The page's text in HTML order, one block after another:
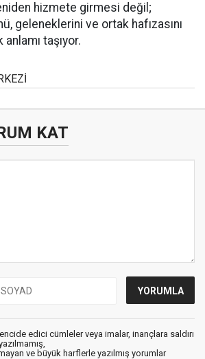
hizmete girmesi değil;
geleneklerini ve ortak hafızasını
taşıyor.
KAT
edici cümleler veya imalar, inançlara saldırı
ve büyük harflerle yazılmış yorumlar